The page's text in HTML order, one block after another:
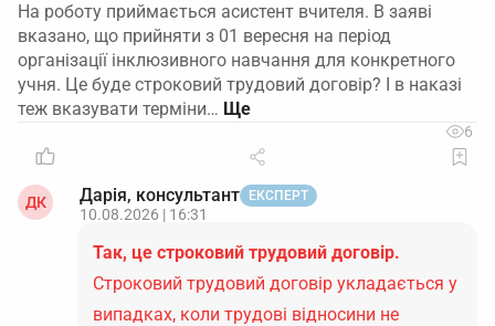
На роботу приймається асистент вчителя. В заяві
вказано, що прийняти з 01 вересня на період
організації інклюзивного навчання для конкретного
учня. Це буде строковий трудовий договір? І в наказі
теж вказувати терміни…
6
ДК Дарія, консультант ЕКСПЕРТ
10.08.2026 | 16:31
Так, це строковий трудовий договір.
Строковий трудовий договір укладається у
випадках, коли трудові відносини не